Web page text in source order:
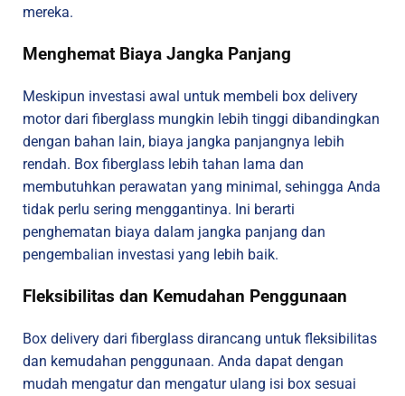
mereka.
Menghemat Biaya Jangka Panjang
Meskipun investasi awal untuk membeli box delivery
motor dari fiberglass mungkin lebih tinggi dibandingkan
dengan bahan lain, biaya jangka panjangnya lebih
rendah. Box fiberglass lebih tahan lama dan
membutuhkan perawatan yang minimal, sehingga Anda
tidak perlu sering menggantinya. Ini berarti
penghematan biaya dalam jangka panjang dan
pengembalian investasi yang lebih baik.
Fleksibilitas dan Kemudahan Penggunaan
Box delivery dari fiberglass dirancang untuk fleksibilitas
dan kemudahan penggunaan. Anda dapat dengan
mudah mengatur dan mengatur ulang isi box sesuai